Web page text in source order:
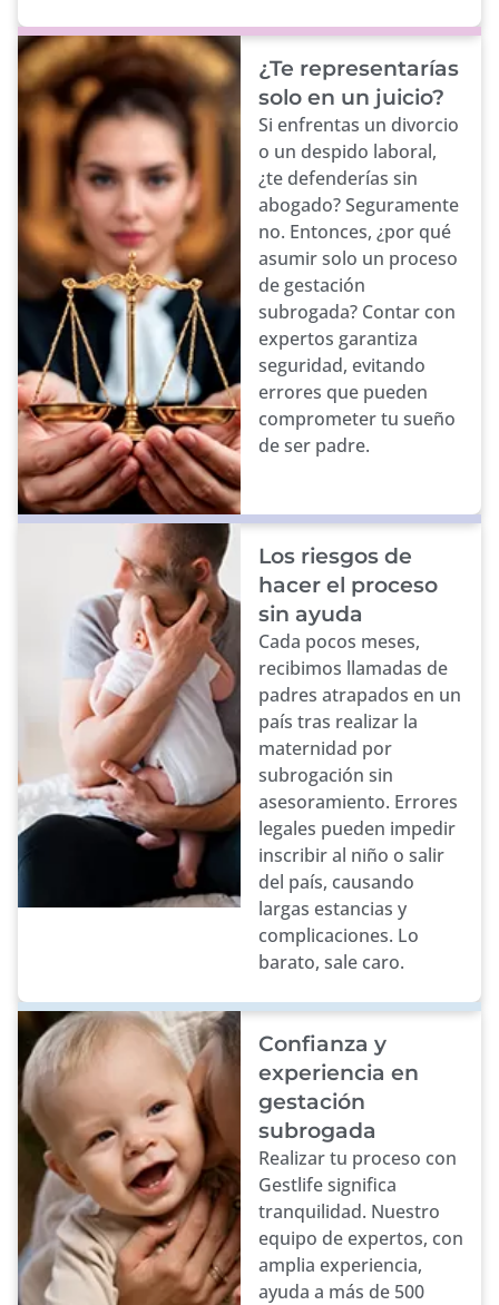
¿Te representarías
solo en un juicio?
Si enfrentas un divorcio
o un despido laboral,
¿te defenderías sin
abogado? Seguramente
no. Entonces, ¿por qué
asumir solo un proceso
de gestación
subrogada? Contar con
expertos garantiza
seguridad, evitando
errores que pueden
comprometer tu sueño
de ser padre.
Los riesgos de
hacer el proceso
sin ayuda
Cada pocos meses,
recibimos llamadas de
padres atrapados en un
país tras realizar la
maternidad por
subrogación sin
asesoramiento. Errores
legales pueden impedir
inscribir al niño o salir
del país, causando
largas estancias y
complicaciones. Lo
barato, sale caro.
Confianza y
experiencia en
gestación
subrogada
Realizar tu proceso con
Gestlife significa
tranquilidad. Nuestro
equipo de expertos, con
amplia experiencia,
ayuda a más de 500